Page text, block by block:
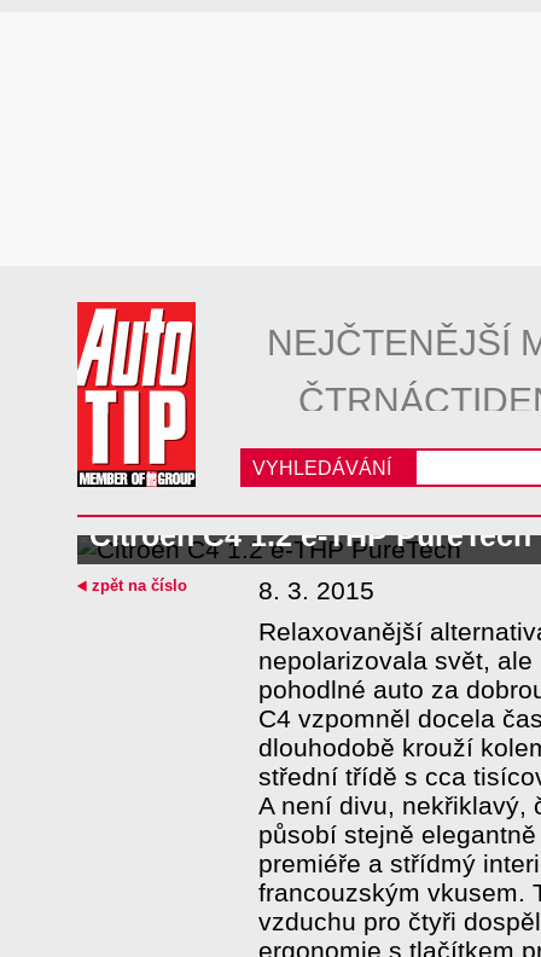
NEJČTENĚJŠÍ
VYHLEDÁVÁNÍ
Citroën C4 1.2 e-THP PureTech
8. 3. 2015
Relaxovanější
nepolarizovala svět,
pohodlné auto za
C4 vzpomněl docela
dlouhodobě krouží
střední třídě s cca
A není divu, nekřiklavý,
působí stejně
premiéře a střídmý
francouzským vkusem.
vzduchu pro čtyři
ergonomie s tlačítkem
zpět na číslo